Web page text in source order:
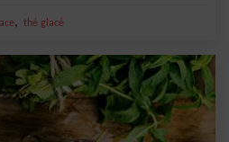
, thé glacé